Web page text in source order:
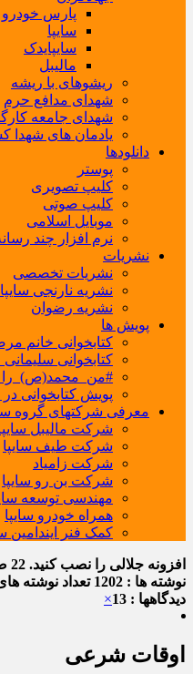
پارس خودرو
سایپا
سایپایدک
مالیبل
ریشوهای با ریشه
شهدای مدافع حرم
شهدای جامعه
یادمان های شهدا
دانلودها
پوستر
کلیپ تصویری
کلیپ صوتی
موبایل اسلامی
نرم افزار چند
نشریات
نشریات تخصصی
نشریه نارنجی سایپا
نشریه رضوان
پویش ها
کتابخوانی خانم
کتابخوانی سلیمانی
پویش کتابخوانی
معرفی شرکتهای گروه
شرکت مالیبل
شرکت طیف سایپا
شرکت زامیاد
شرکت بن رو سایپا
مهندسی توسعه
همراه خودرو سایپا
کمک فنر ایندامین
افزونه جلالی را نصب کنید. 22 صفر 1448
نوشته ها : 1202
تعداد نوشته
دیدگاهها : 13
×
اوقات شرعی